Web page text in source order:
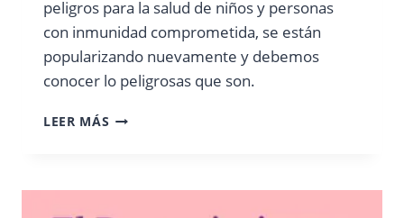
peligros para la salud de niños y personas
con inmunidad comprometida, se están
popularizando nuevamente y debemos
conocer lo peligrosas que son.
LEER MÁS «FIESTAS
VARICELA»